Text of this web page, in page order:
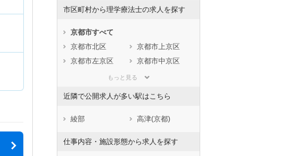
石川県
静岡県
愛知県
三重県
滋賀県
京都府
大阪府
奈良県
香川県
愛媛県
高知県
熊本県
大分県
宮崎県
市区町村から理学療法士の求人を探す
京都市すべて
京都市北区
京都市上京区
京都市左京区
京都市中京区
京都市東山区
京都市下京区
京都市西京区
福知山市
舞鶴市
もっと見る
近隣で公開求人が多い駅はこちら
綾部 高津(京都)
仕事内容・施設形態から求人を探す